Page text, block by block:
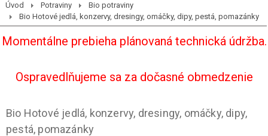
Úvod Potraviny
Bio potraviny
Bio Hotové jedlá, konzervy, dresingy, omáčky, dipy, pestá, pomazánky
Momentálne prebieha plánovaná technická údržba.
Ospravedlňujeme sa za dočasné obmedzenie
Bio Hotové jedlá, konzervy, dresingy, omáčky, dipy,
pestá, pomazánky